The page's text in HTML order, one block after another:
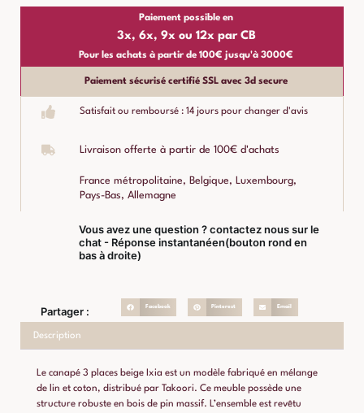
Paiement possible en
3x, 6x, 9x ou 12x par CB
Pour les achats à partir de 100€ jusqu'à 3000€
Paiement sécurisé certifié SSL avec 3d secure
Satisfait ou remboursé : 14 jours pour changer d'avis
Livraison offerte à partir de 100€ d'achats
France métropolitaine, Belgique, Luxembourg,
Pays-Bas, Allemagne
Vous avez une question ? contactez nous sur le
chat - Réponse instantanéen(bouton rond en
bas à droite)
Partager : Facebook Pinterest Email
Description
Le canapé 3 places beige Ixia est un modèle fabriqué en mélange
de lin et coton, distribué par Takoori. Ce meuble possède une
structure robuste en bois de pin massif. L’ensemble est revêtu